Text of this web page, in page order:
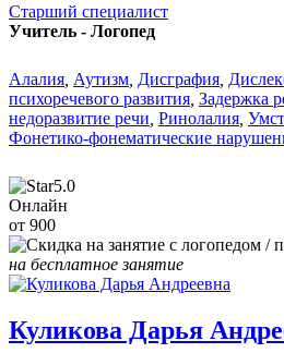
Старший специалист
Учитель - Логопед
Алалия Аутизм Дисграфия
психоречевого развития Задержка
недоразвитие речи Ринолалия
Фонетико-фонематические
5.0
Онлайн
от 900
на бесплатное занятие
Куликова Дарья